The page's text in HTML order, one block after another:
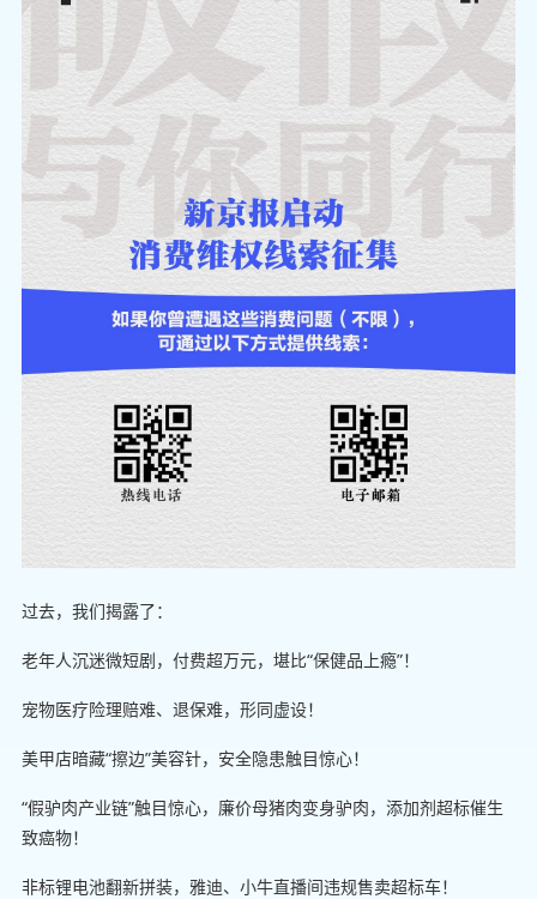
过去，我们揭露了：
老年人沉迷微短剧，付费超万元，堪比“保健品上瘾”！
宠物医疗险理赔难、退保难，形同虚设！
美甲店暗藏“擦边”美容针，安全隐患触目惊心！
“假驴肉产业链”触目惊心，廉价母猪肉变身驴肉，添加剂超标催生
致癌物！
非标锂电池翻新拼装，雅迪、小牛直播间违规售卖超标车！